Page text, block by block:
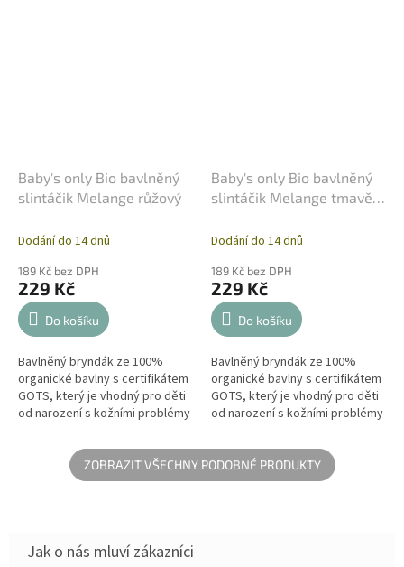
Baby's only Bio bavlněný
slintáčik Melange růžový
Dodání do 14 dnů
189 Kč bez DPH
229 Kč
Do košíku
Bavlněný bryndák ze 100%
organické bavlny s certifikátem
GOTS, který je vhodný pro děti
od narození s kožními problémy
Baby's only Bio bavlněný
slintáčik Melange tmavě
Dodání do 14 dnů
189 Kč bez DPH
229 Kč
Do košíku
Bavlněný bryndák ze 100%
organické bavlny s certifikátem
GOTS, který je vhodný pro děti
od narození s kožními problémy
ZOBRAZIT VŠECHNY PODOBNÉ PRODUKTY